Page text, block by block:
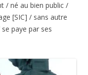
/ né au bien public /
[SIC] / sans autre
paye par ses